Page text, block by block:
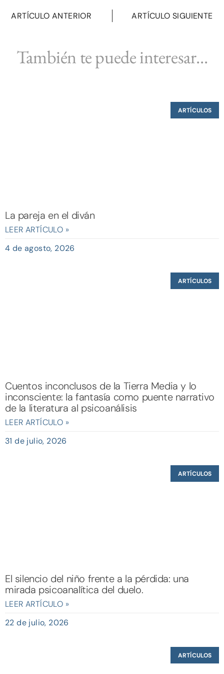
ARTÍCULO ANTERIOR ARTÍCULO SIGUIENTE
También te puede interesar...
ARTÍCULOS
La pareja en el diván
LEER ARTÍCULO »
4 de agosto, 2026
ARTÍCULOS
Cuentos inconclusos de la Tierra Media y lo
inconsciente: la fantasía como puente narrativo
de la literatura al psicoanálisis
LEER ARTÍCULO »
31 de julio, 2026
ARTÍCULOS
El silencio del niño frente a la pérdida: una
mirada psicoanalítica del duelo.
LEER ARTÍCULO »
22 de julio, 2026
ARTÍCULOS